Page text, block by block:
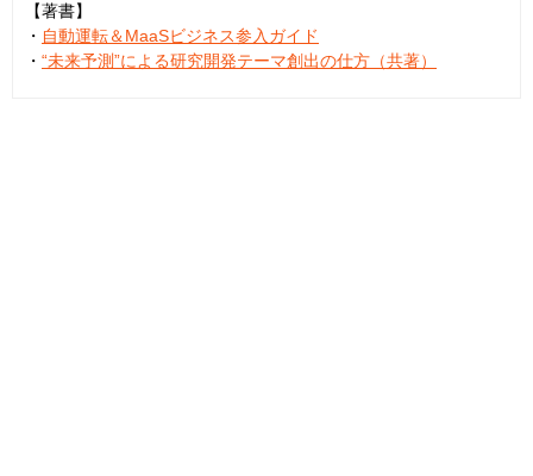
【著書】
・ 自動運転＆MaaSビジネス参入ガイド
・ “未来予測”による研究開発テーマ創出の仕方（共著）